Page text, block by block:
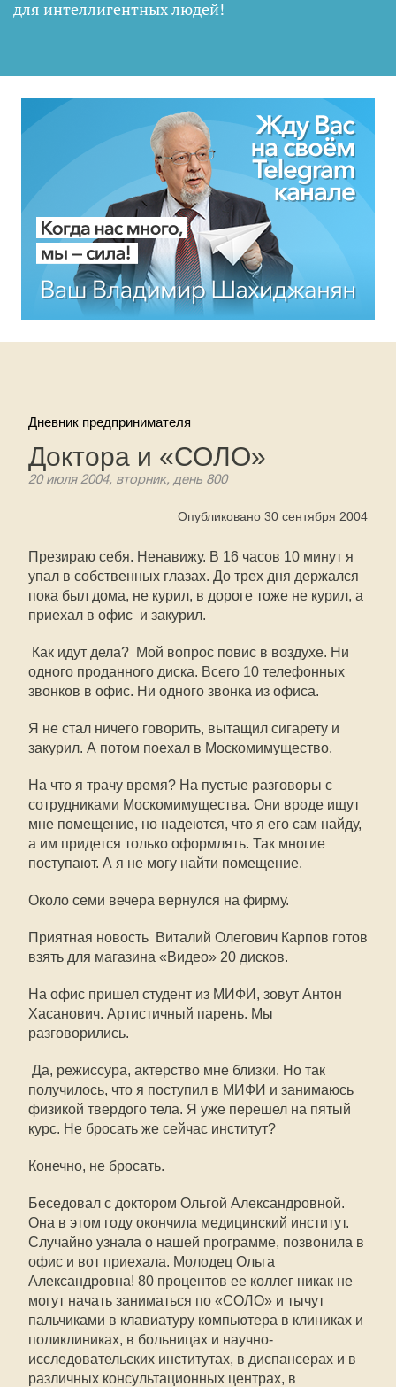
для интеллигентных людей!
Дневник предпринимателя
Доктора и «СОЛО»
20 июля 2004, вторник, день 800
Опубликовано 30 сентября 2004
Презираю себя. Ненавижу. В 16 часов 10 минут я
упал в собственных глазах. До трех дня держался 
пока был дома, не курил, в дороге тоже не курил, а
приехал в офис  и закурил.
 Как идут дела?  Мой вопрос повис в воздухе. Ни
одного проданного диска. Всего 10 телефонных
звонков в офис. Ни одного звонка из офиса.
Я не стал ничего говорить, вытащил сигарету и
закурил. А потом поехал в Москомимущество.
На что я трачу время? На пустые разговоры с
сотрудниками Москомимущества. Они вроде ищут
мне помещение, но надеются, что я его сам найду,
а им придется только оформлять. Так многие
поступают. А я не могу найти помещение.
Около семи вечера вернулся на фирму.
Приятная новость  Виталий Олегович Карпов готов
взять для магазина «Видео» 20 дисков.
На офис пришел студент из МИФИ, зовут Антон
Хасанович. Артистичный парень. Мы
разговорились.
 Да, режиссура, актерство мне близки. Но так
получилось, что я поступил в МИФИ и занимаюсь
физикой твердого тела. Я уже перешел на пятый
курс. Не бросать же сейчас институт?
Конечно, не бросать.
Беседовал с доктором Ольгой Александровной.
Она в этом году окончила медицинский институт.
Случайно узнала о нашей программе, позвонила в
офис и вот приехала. Молодец Ольга
Александровна! 80 процентов ее коллег никак не
могут начать заниматься по «СОЛО» и тычут
пальчиками в клавиатуру компьютера в клиниках и
поликлиниках, в больницах и научно-
исследовательских институтах, в диспансерах и в
различных консультационных центрах, в